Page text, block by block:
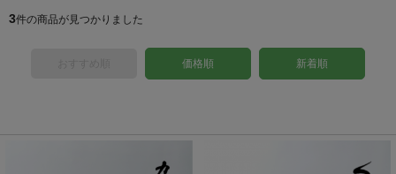
3件の商品が見つかりました
価格順 新着順